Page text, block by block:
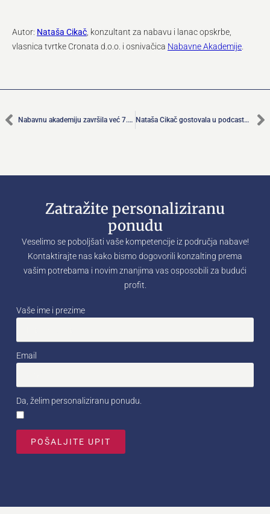
Autor: Nataša Cikač , konzultant za nabavu i lanac opskrbe,
vlasnica tvrtke Cronata d.o.o. i osnivačica Nabavne Akademije
Nabavnu akademiju završila već 7. generacija polaznika Nataša Cikač gostovala u podcastu svjetski popularnog kanala SCM-Dojo
Zatražite personaliziranu
ponudu
Veselimo se poboljšati vaše kompetencije iz područja nabave!
Kontaktirajte nas kako bismo dogovorili konzalting prema
vašim potrebama i novim znanjima vas osposobili za budući
profit.
Vaše ime i prezime
Email
Da, želim personaliziranu ponudu.
POŠALJITE UPIT